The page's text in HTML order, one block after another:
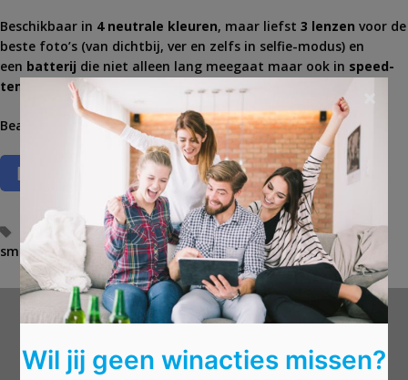
Beschikbaar in 4 neutrale kleuren, maar liefst 3 lenzen voor de
beste foto’s (van dichtbij, ver en zelfs in selfie-modus) en
een batterij die niet alleen lang meegaat maar ook in speed-
tempo oplaadt
! Waag snel je kans.
Beantwoord de vragen en win eenSamsung Galaxy S23 .
T
g
s
camera's geheugen,gsm,lenzen,samsung,scherm,
smartphone
,technologie, telefoon
Wil jij geen winacties missen?